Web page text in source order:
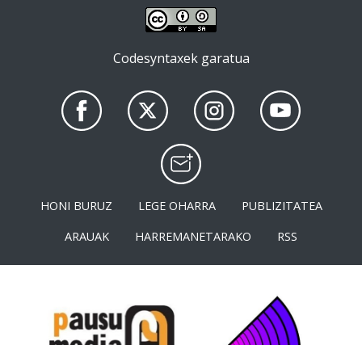
Codesyntaxek garatua
HONI BURUZ LEGE OHARRA
PUBLIZITATEA
ARAUAK
HARREMANETARAKO RSS